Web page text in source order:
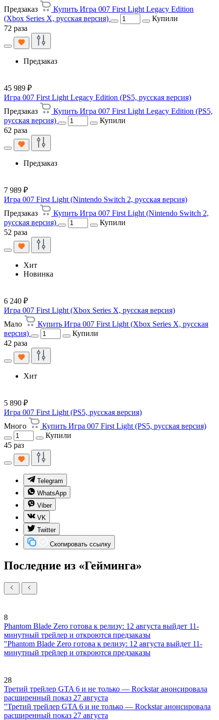
Предзаказ
Купить Игра 007 First Light Legacy Edition
(Xbox Series X, русская версия)
Купили
72 раза
Предзаказ
45 989 ₽
Игра 007 First Light Legacy Edition (PS5, русская версия)
Предзаказ
Купить Игра 007 First Light Legacy Edition (PS5,
русская версия)
Купили
62 раза
Предзаказ
7 989 ₽
Игра 007 First Light (Nintendo Switch 2, русская версия)
Предзаказ
Купить Игра 007 First Light (Nintendo Switch 2,
русская версия)
Купили
52 раза
Хит
Новинка
6 240 ₽
Игра 007 First Light (Xbox Series X, русская версия)
Мало
Купить Игра 007 First Light (Xbox Series X, русская
версия)
Купили
42 раза
Хит
5 890 ₽
Игра 007 First Light (PS5, русская версия)
Много
Купить Игра 007 First Light (PS5, русская версия)
Купили
45 раз
Telegram
WhatsApp
Viber
VK
Twitter
Скопировать ссылку
Последние из «Гейминга»
8
Phantom Blade Zero готова к релизу: 12 августа выйдет 11-
минутный трейлер и откроются предзаказы
"Phantom Blade Zero готова к релизу: 12 августа выйдет 11-
минутный трейлер и откроются предзаказы
28
Третий трейлер GTA 6 и не только — Rockstar анонсировала
расширенный показ 27 августа
"Третий трейлер GTA 6 и не только — Rockstar анонсировала
расширенный показ 27 августа